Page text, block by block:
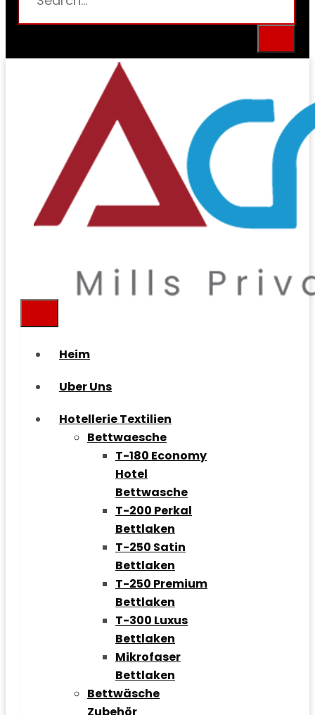
Heim
Uber Uns
Hotellerie Textilien
Bettwaesche
T-180 Economy
Hotel
Bettwasche
T-200 Perkal
Bettlaken
T-250 Satin
Bettlaken
T-250 Premium
Bettlaken
T-300 Luxus
Bettlaken
Mikrofaser
Bettlaken
Bettwäsche